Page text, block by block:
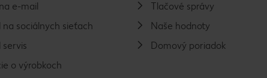
e-mail
na sociálnych sieťach
servis
o výrobkoch
Tlačové správy
Naše hodnoty
Domový poriadok